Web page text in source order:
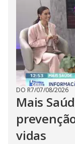
DO R7/07/08/2026
Mais
vidas